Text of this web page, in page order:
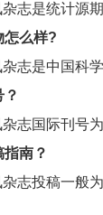
志是统计源期
怎么样?
志是中国科
志国际刊号
指南 ？
志投稿一般